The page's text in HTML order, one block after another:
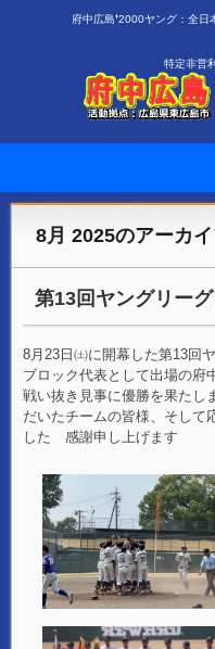
府中広島❜2000ヤング：全日本
特定非営
8月 2025のアーカ
第13回ヤングリー
8月23日㈯に開幕した第13回
ブロック代表として出場の府
戦い抜き見事に優勝を果た
だいたチームの皆様、そして
した 感謝申し上げます